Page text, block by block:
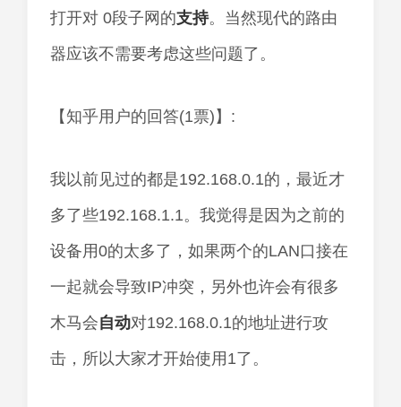
打开对 0段子网的支持。当然现代的路由
器应该不需要考虑这些问题了。
【知乎用户的回答(1票)】:
我以前见过的都是192.168.0.1的，最近才
多了些192.168.1.1。我觉得是因为之前的
设备用0的太多了，如果两个的LAN口接在
一起就会导致IP冲突，另外也许会有很多
木马会自动对192.168.0.1的地址进行攻
击，所以大家才开始使用1了。